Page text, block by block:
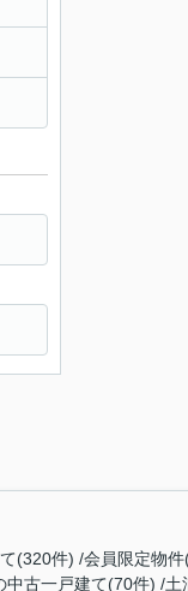
(320件) 会員限定物
中古一戸建て(70件) 土